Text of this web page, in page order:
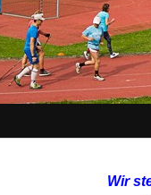
Wir